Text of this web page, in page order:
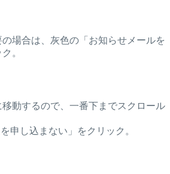
場合は、灰色の「お知らせメールを
。
移動するので、一番下までスクロール
申し込まない」をクリック。